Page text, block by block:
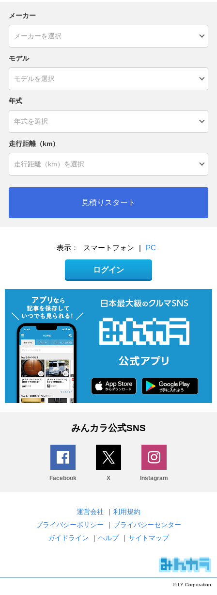
メーカー
モデル
年式
走行距離（km）
見積りスタート
表示： スマートフォン | PC
ログイン
みんカラ公式SNS
Facebook X Instagram
運営会社 | 利用規約
プライバシーポリシー
| プライバシーセンター
ガイドライン
| ヘルプ | サイトマップ
© LY Corporation